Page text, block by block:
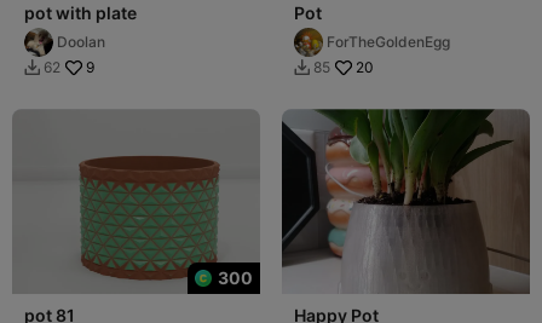
pot with plate
Doolan
 62 9
Pot
ForTheGoldenEgg
 85 20
300
pot 81
Happy Pot